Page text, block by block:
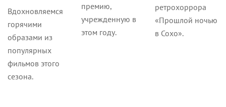
Вдохновляемся
горячими
образами из
популярных
фильмов этого
сезона.
премию,
учрежденную в
этом году.
ретрохоррора
«Прошлой ночью
в Сохо».